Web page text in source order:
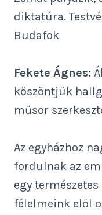
diktatúra.
Budafok
Fekete Ágnes:
köszöntjük
műsor
Az egyházhoz
fordulnak az
egy
félelmeink elől